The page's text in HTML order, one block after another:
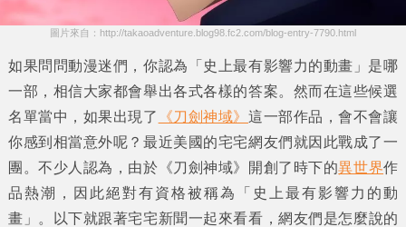
圖片來自：http://takaoadventure.blog98.fc2.com/blog-entry-7790.html
如果問問動漫迷們，你認為 「史上最有影響力的動畫」 是哪
一部，相信大家都會舉出各式各樣的答案。然而在這些候選
名單當中，如果出現了
《刀劍神域》 這一部作品，會不會讓
你感到相當意外呢？最近美國的宅宅網友們就因此戰成了一
團。不少人認為，由於 《刀劍神域》 開創了時下的異世界作
品熱潮，因此絕對有資格被稱為
「史上最有影響力的動
畫」
。以下就跟著宅宅新聞一起來看看，網友們是怎麼說的